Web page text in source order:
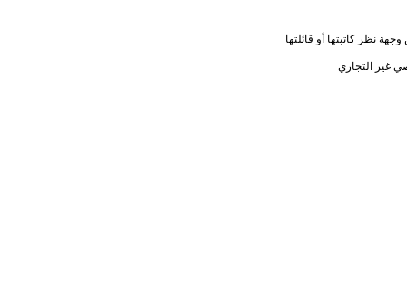
نظر كاتبتها أو قائلتها
غير التجاري